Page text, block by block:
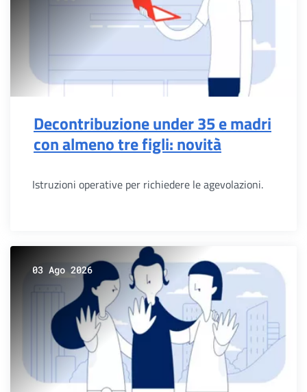
Decontribuzione under 35 e madri
con almeno tre figli: novità
Istruzioni operative per richiedere le agevolazioni.
03 Ago 2026